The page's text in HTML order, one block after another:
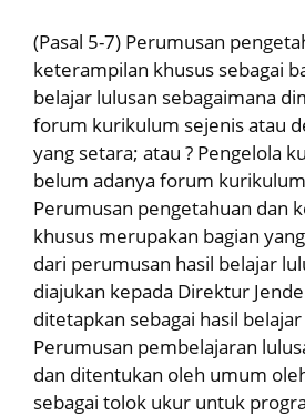
(Pasal 5-7) Perumusan
keterampilan khusus sebagai
belajar lulusan sebagaimana
forum kurikulum sejenis atau
yang setara; atau ? Pengelola
belum adanya forum kurikulum
Perumusan pengetahuan dan
khusus merupakan bagian
dari perumusan hasil belajar
diajukan kepada Direktur
ditetapkan sebagai hasil belajar
Perumusan pembelajaran
dan ditentukan oleh umum
sebagai tolok ukur untuk